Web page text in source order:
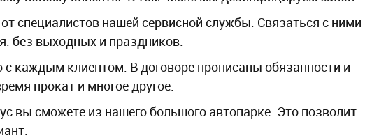
специалистов нашей сервисной службы. Связаться с ними
без выходных и праздников.
каждым клиентом. В договоре прописаны обязанности и
прокат и многое другое.
вы сможете из нашего большого автопарке. Это позволит